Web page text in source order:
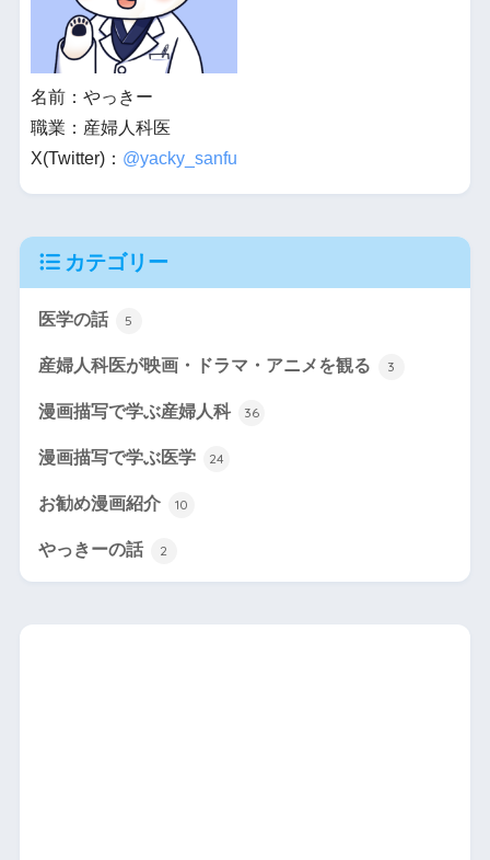
名前：やっきー
職業：産婦人科医
X(Twitter)： @yacky_sanfu
カテゴリー
医学の話 5
産婦人科医が映画・ドラマ・アニメを観る 3
漫画描写で学ぶ産婦人科 36
漫画描写で学ぶ医学 24
お勧め漫画紹介 10
やっきーの話 2